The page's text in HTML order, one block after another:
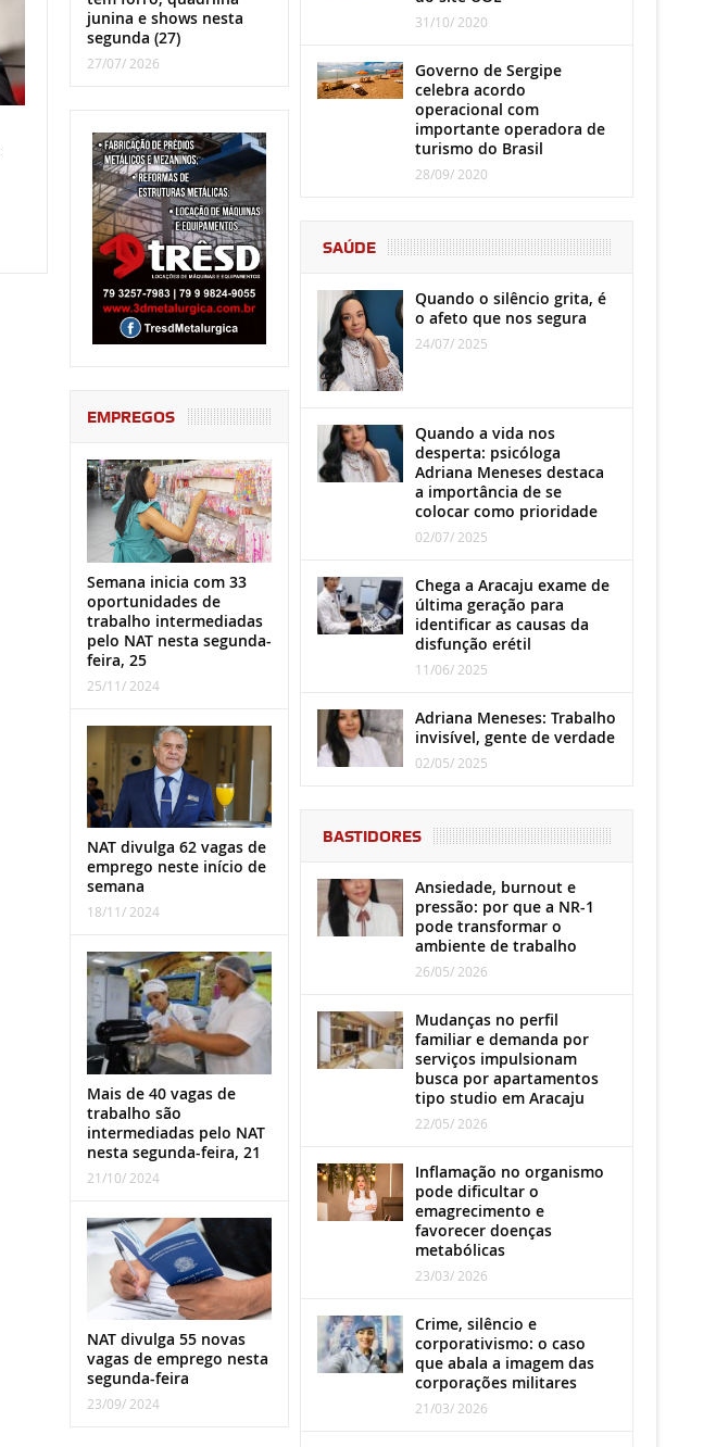
junina e shows nesta
segunda (27)
27/07/ 2026
EMPREGOS
Semana inicia com 33
oportunidades de
trabalho intermediadas
pelo NAT nesta segunda-
feira, 25
25/11/ 2024
NAT divulga 62 vagas de
emprego neste início de
semana
18/11/ 2024
Mais de 40 vagas de
trabalho são
intermediadas pelo NAT
nesta segunda-feira, 21
21/10/ 2024
NAT divulga 55 novas
vagas de emprego nesta
segunda-feira
23/09/ 2024
31/10/ 2020
Governo de Sergipe
celebra acordo
operacional com
importante operadora de
turismo do Brasil
28/09/ 2020
SAÚDE
Quando o silêncio grita, é
o afeto que nos segura
24/07/ 2025
Quando a vida nos
desperta: psicóloga
Adriana Meneses destaca
a importância de se
colocar como prioridade
02/07/ 2025
Chega a Aracaju exame de
última geração para
identificar as causas da
disfunção erétil
11/06/ 2025
Adriana Meneses: Trabalho
invisível, gente de verdade
02/05/ 2025
BASTIDORES
Ansiedade, burnout e
pressão: por que a NR-1
pode transformar o
ambiente de trabalho
26/05/ 2026
Mudanças no perfil
familiar e demanda por
serviços impulsionam
busca por apartamentos
tipo studio em Aracaju
22/05/ 2026
Inflamação no organismo
pode dificultar o
emagrecimento e
favorecer doenças
metabólicas
23/03/ 2026
Crime, silêncio e
corporativismo: o caso
que abala a imagem das
corporações militares
21/03/ 2026